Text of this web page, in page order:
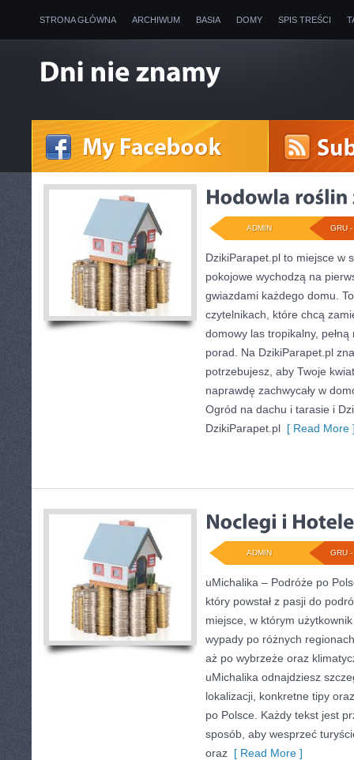
STRONA GŁÓWNA ARCHIWUM BASIA DOMY SPIS TREŚCI
GRU
ADMIN
DzikiParapet.pl to miejsce w
pokojowe wychodzą na
gwiazdami każdego domu.
czytelnikach, które chcą
domowy las tropikalny,
porad. Na DzikiParapet.pl
potrzebujesz, aby Twoje
naprawdę zachwycały w
Ogród na dachu i tarasie i
DzikiParapet.pl [ Read More
GRU
ADMIN
uMichalika – Podróże po
który powstał z pasji do
miejsce, w którym
wypady po różnych
aż po wybrzeże oraz
uMichalika odnajdziesz
lokalizacji, konkretne tipy
po Polsce. Każdy tekst jest
sposób, aby wesprzeć
oraz [ Read More ]